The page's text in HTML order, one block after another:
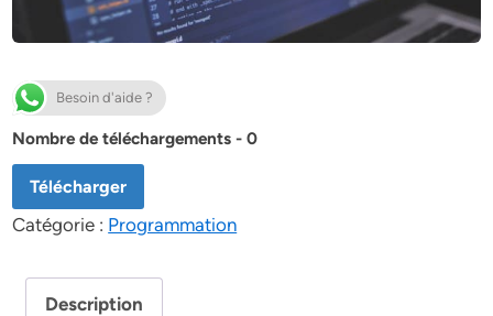
Besoin d'aide ?
Nombre de téléchargements - 0
Télécharger
Catégorie : Programmation
Description